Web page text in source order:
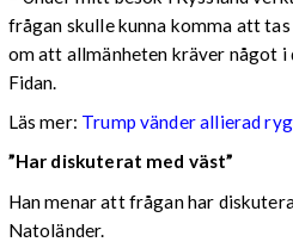
frågan skulle kunna komma att
om att allmänheten kräver något i
Fidan.
Läs mer: Trump vänder allierad
”Har diskuterat med väst”
Han menar att frågan har
Natoländer.